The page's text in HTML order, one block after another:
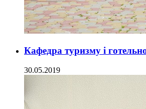
Кафедра туризму і
30.05.2019